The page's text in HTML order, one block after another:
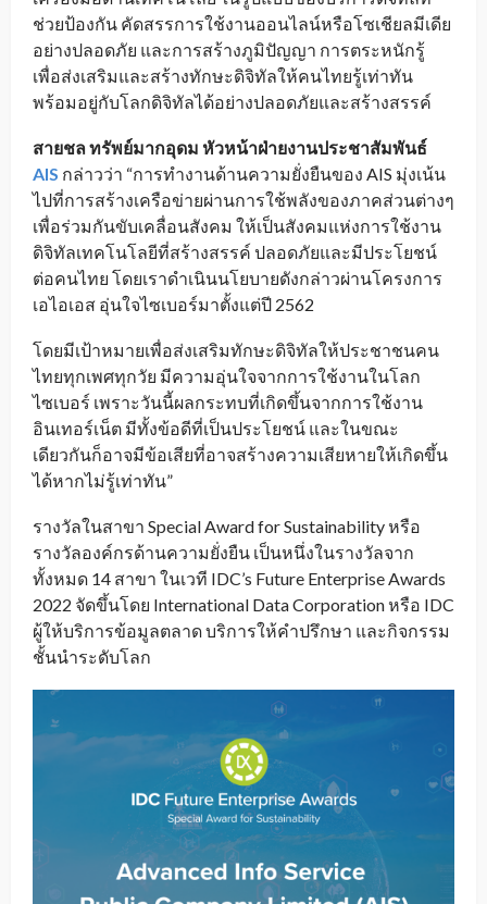
ช่วยป้องกัน คัดสรรการใช้งานออนไลน์หรือโซเชียลมีเดีย
อย่างปลอดภัย และการสร้างภูมิปัญญา การตระหนักรู้
เพื่อส่งเสริมและสร้างทักษะดิจิทัลให้คนไทยรู้เท่าทัน
พร้อมอยู่กับโลกดิจิทัลได้อย่างปลอดภัยและสร้างสรรค์
สายชล ทรัพย์มากอุดม หัวหน้าฝ่ายงานประชาสัมพันธ์
AIS กล่าวว่า “การทำงานด้านความยั่งยืนของ AIS มุ่งเน้น
ไปที่การสร้างเครือข่ายผ่านการใช้พลังของภาคส่วนต่างๆ
เพื่อร่วมกันขับเคลื่อนสังคม ให้เป็นสังคมแห่งการใช้งาน
ดิจิทัลเทคโนโลยีที่สร้างสรรค์ ปลอดภัยและมีประโยชน์
ต่อคนไทย โดยเราดำเนินนโยบายดังกล่าวผ่านโครงการ
เอไอเอส อุ่นใจไซเบอร์มาตั้งแต่ปี 2562
โดยมีเป้าหมายเพื่อส่งเสริมทักษะดิจิทัลให้ประชาชนคน
ไทยทุกเพศทุกวัย มีความอุ่นใจจากการใช้งานในโลก
ไซเบอร์ เพราะวันนี้ผลกระทบที่เกิดขึ้นจากการใช้งาน
อินเทอร์เน็ต มีทั้งข้อดีที่เป็นประโยชน์ และในขณะ
เดียวกันก็อาจมีข้อเสียที่อาจสร้างความเสียหายให้เกิดขึ้น
ได้หากไม่รู้เท่าทัน”
รางวัลในสาขา Special Award for Sustainability หรือ
รางวัลองค์กรด้านความยั่งยืน เป็นหนึ่งในรางวัลจาก
ทั้งหมด 14 สาขา ในเวที IDC’s Future Enterprise Awards
2022 จัดขึ้นโดย International Data Corporation หรือ IDC
ผู้ให้บริการข้อมูลตลาด บริการให้คำปรึกษา และกิจกรรม
ชั้นนำระดับโลก